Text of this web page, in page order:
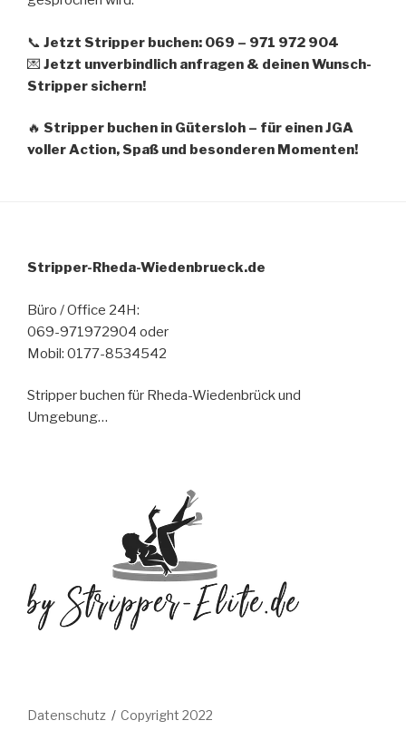
📞 Jetzt Stripper buchen: 069 – 971 972 904
💌 Jetzt unverbindlich anfragen & deinen Wunsch-
Stripper sichern!
🔥 Stripper buchen in Gütersloh – für einen JGA
voller Action, Spaß und besonderen Momenten!
Stripper-Rheda-Wiedenbrueck.de
Büro / Office 24H:
069-971972904 oder
Mobil: 0177-8534542
Stripper buchen für Rheda-Wiedenbrück und
Umgebung…
Datenschutz Copyright 2022